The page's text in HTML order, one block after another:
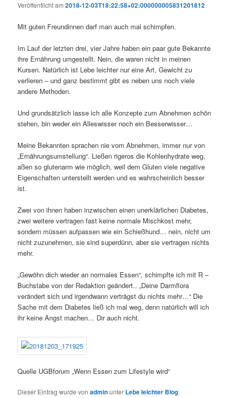
Veröffentlicht am2018-12-03T18:22:58+02:000000005831201812
Mit guten Freundinnen darf man auch mal schimpfen.
Im Lauf der letzten drei, vier Jahre haben ein paar gute Bekannte
ihre Ernährung umgestellt. Nein, die waren nicht in meinen
Kursen. Natürlich ist Lebe leichter nur eine Art, Gewicht zu
verlieren – und ganz bestimmt gibt es neben uns noch viele
andere Methoden.
Und grundsätzlich lasse ich alle Konzepte zum Abnehmen schön
stehen, bin weder ein Alleswisser noch ein Besserwisser…
Meine Bekannten sprachen nie vom Abnehmen, immer nur von
„Ernährungsumstellung“. Ließen rigeros die Kohlenhydrate weg,
aßen so glutenarm wie möglich, weil dem Gluten viele negative
Eigenschaften unterstellt werden und es wahrscheinlich besser
ist.
Zwei von ihnen haben inzwischen einen unerklärlichen Diabetes,
zwei weitere vertragen fast keine normale Mischkost mehr,
sondern müssen aufpassen wie ein Schießhund… nein, nicht um
nicht zuzunehmen, sie sind superdünn, aber sie vertragen nichts
mehr.
„Gewöhn dich wieder an normales Essen“, schimpfte ich mit R –
Buchstabe von der Redaktion geändert.. „Deine Darmflora
verändert sich und irgendwann verträgst du nichts mehr…“ Die
Sache mit dem Diabetes ließ ich mal weg, denn natürlich will ich
ihr keine Angst machen… Dir auch nicht.
Quelle UGBforum „Wenn Essen zum Lifestyle wird“
Dieser Eintrag wurde vonadminunter Lebe leichter Blog